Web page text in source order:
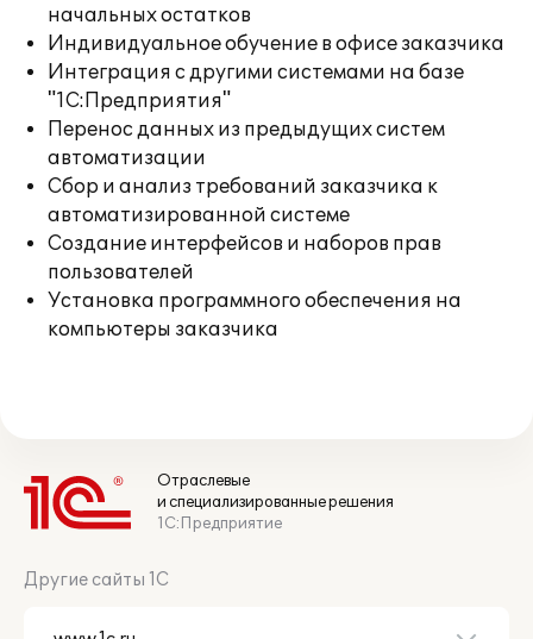
начальных остатков
Индивидуальное обучение в офисе заказчика
Интеграция с другими системами на базе
"1С:Предприятия"
Перенос данных из предыдущих систем
автоматизации
Сбор и анализ требований заказчика к
автоматизированной системе
Создание интерфейсов и наборов прав
пользователей
Установка программного обеспечения на
компьютеры заказчика
Отраслевые
и специализированные решения
1С:Предприятие
Другие сайты 1С